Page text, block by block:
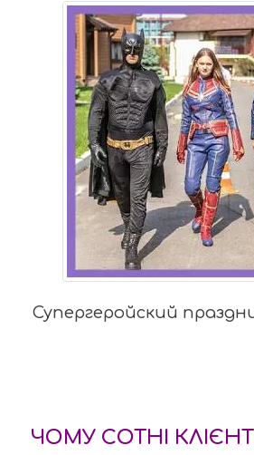
Ване 6 лет
ЧОМУ СОТНІ